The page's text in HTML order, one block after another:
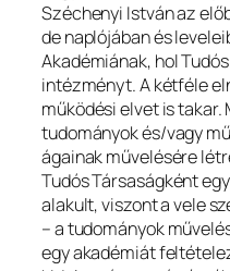
Széchenyi István az
de naplójában és
Akadémiának, hol
intézményt. A kétféle
működési elvet is takar.
tudományok és/vagy
ágainak művelésére
Tudós Társaságként
alakult, viszont a vele
– a tudományok
egy akadémiát